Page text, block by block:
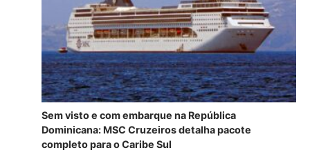
Sem visto e com embarque na República
Dominicana: MSC Cruzeiros detalha pacote
completo para o Caribe Sul